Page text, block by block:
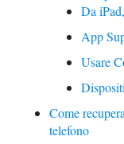
Da
App
Usare
Come
telefono